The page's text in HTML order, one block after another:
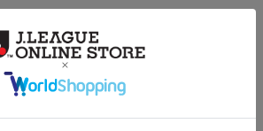
ギラヴァンツ北九州 キ
マワリ タオルマフラー
2,500円
カチュウ タオルマフラー
2,500円